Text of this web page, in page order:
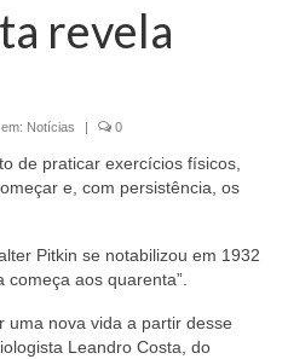
revela
Notícias | 0
de praticar exercícios físicos,
e, com persistência, os
Pitkin se notabilizou em 1932
começa aos quarenta”.
uma nova vida a partir desse
Leandro Costa, do